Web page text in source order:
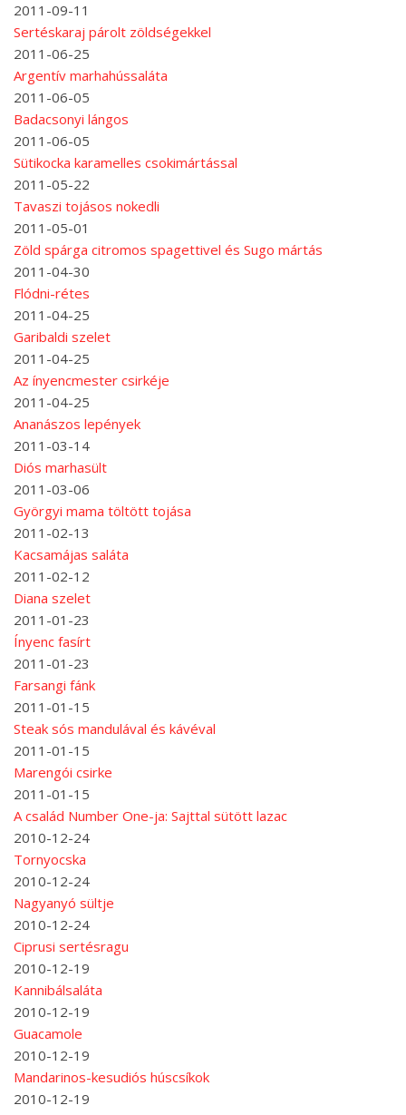
2011-09-11
Sertéskaraj párolt zöldségekkel
2011-06-25
Argentív marhahússaláta
2011-06-05
Badacsonyi lángos
2011-06-05
Sütikocka karamelles csokimártással
2011-05-22
Tavaszi tojásos nokedli
2011-05-01
Zöld spárga citromos spagettivel és Sugo mártás
2011-04-30
Flódni-rétes
2011-04-25
Garibaldi szelet
2011-04-25
Az ínyencmester csirkéje
2011-04-25
Ananászos lepények
2011-03-14
Diós marhasült
2011-03-06
Györgyi mama töltött tojása
2011-02-13
Kacsamájas saláta
2011-02-12
Diana szelet
2011-01-23
Ínyenc fasírt
2011-01-23
Farsangi fánk
2011-01-15
Steak sós mandulával és kávéval
2011-01-15
Marengói csirke
2011-01-15
A család Number One-ja: Sajttal sütött lazac
2010-12-24
Tornyocska
2010-12-24
Nagyanyó sültje
2010-12-24
Ciprusi sertésragu
2010-12-19
Kannibálsaláta
2010-12-19
Guacamole
2010-12-19
Mandarinos-kesudiós húscsíkok
2010-12-19